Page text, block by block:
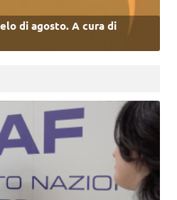
di agosto. A cura di